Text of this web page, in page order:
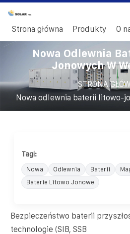
Strona główna Produkty O
Nowa Odlewnia
Jonowych W
STRONA
Nowa odlewnia baterii litowo-
Tagi:
Nowa Odlewnia Baterii
Baterie Litowo Jonowe
Bezpieczeństwo baterii
technologie (SIB, SSB